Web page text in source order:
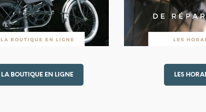
LA BOUTIQUE EN LIGNE LES